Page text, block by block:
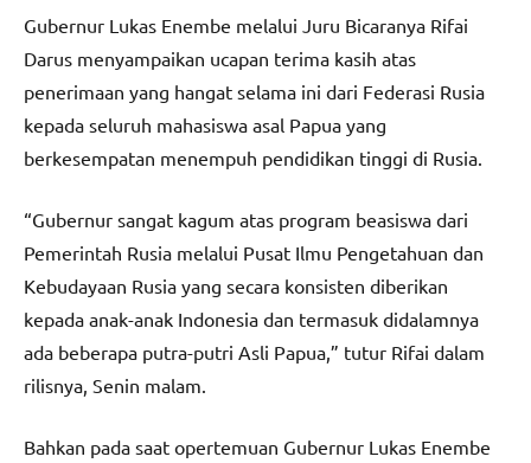
Gubernur Lukas Enembe melalui Juru Bicaranya Rifai
Darus menyampaikan ucapan terima kasih atas
penerimaan yang hangat selama ini dari Federasi Rusia
kepada seluruh mahasiswa asal Papua yang
berkesempatan menempuh pendidikan tinggi di Rusia.
“Gubernur sangat kagum atas program beasiswa dari
Pemerintah Rusia melalui Pusat Ilmu Pengetahuan dan
Kebudayaan Rusia yang secara konsisten diberikan
kepada anak-anak Indonesia dan termasuk didalamnya
ada beberapa putra-putri Asli Papua,” tutur Rifai dalam
rilisnya, Senin malam.
Bahkan pada saat opertemuan Gubernur Lukas Enembe